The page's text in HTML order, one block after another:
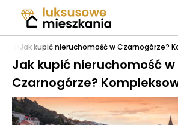
Jak kupić nieruchomość w Czarnogórze?
Jak kupić nieruchomość w
Czarnogórze?